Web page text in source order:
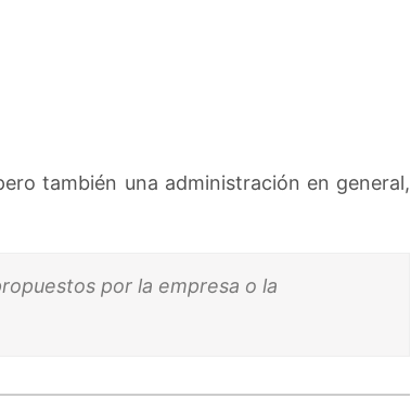
también una administración en general,
por la empresa o la